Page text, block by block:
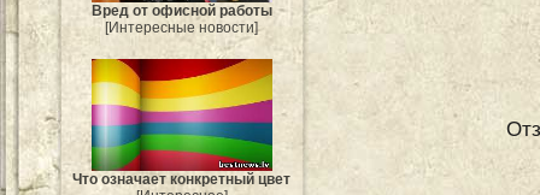
Вред от офисной работы
[Интересные новости]
Что означает конкретный цвет